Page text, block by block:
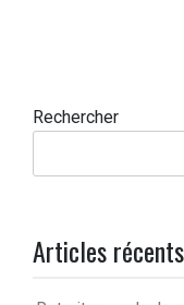
Rechercher
Articles récents